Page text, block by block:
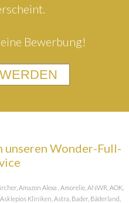
Bewerbung!
unseren Wonder-Full-
Amazon Alexa , Amorelie, ANWR, AOK,
Kliniken, Astra, Bader, Bäderland,